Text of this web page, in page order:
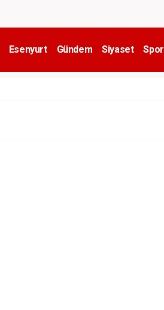
Esenyurt Gündem Siyaset Spor